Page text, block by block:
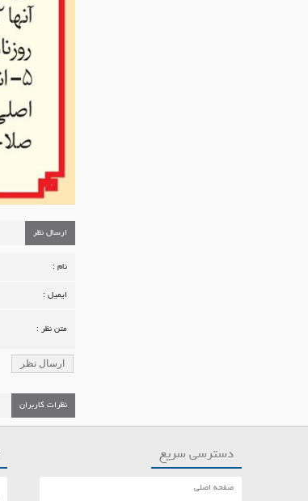
ارسال نظر
نام :
ایمیل :
متن نظر :
ارسال نظر
نظرات کاربران
دسترسی سریع
صفحه اصلی